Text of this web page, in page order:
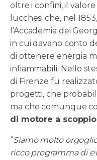
oltre i confini, il
lucchesi che, nel
l’Accademia dei
in cui davano conto
di ottenere energia
infiammabili. Nello
di Firenze fu
progetti, che
ma che comunque
di motore a
“Siamo molto
ricco programma di